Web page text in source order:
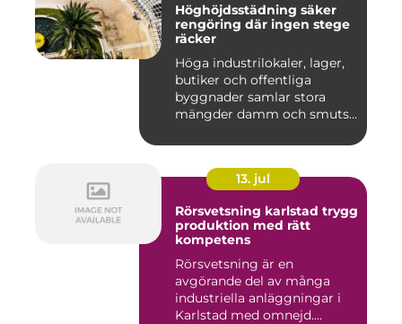
Höghöjdsstädning säker
rengöring där ingen stege
räcker
Höga industrilokaler, lager,
butiker och offentliga
byggnader samlar stora
mängder damm och smuts
13. jul
Rörsvetsning karlstad trygg
produktion med rätt
kompetens
Rörsvetsning är en
avgörande del av många
industriella anläggningar i
Karlstad med omnejd.